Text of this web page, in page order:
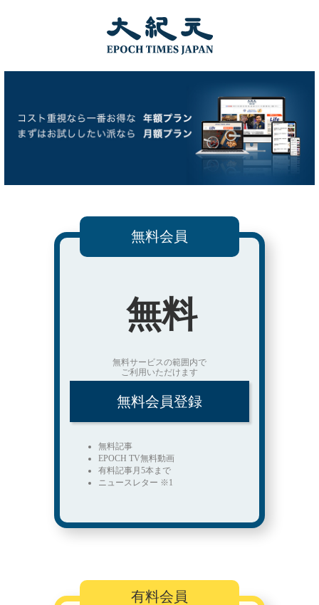
無料会員
無料
無料サービスの範囲内で
ご利用いただけます
無料会員登録
無料記事
EPOCH TV無料動画
有料記事月5本まで
ニュースレター ※1
有料会員